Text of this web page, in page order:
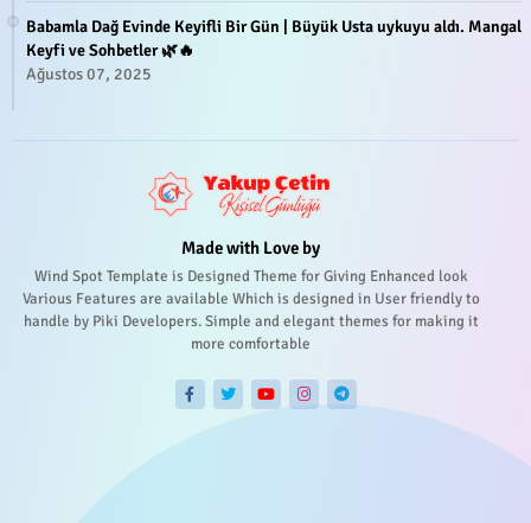
Babamla Dağ Evinde Keyifli Bir Gün | Büyük Usta uykuyu aldı. Mangal
Keyfi ve Sohbetler 🌿🔥
Ağustos 07, 2025
Made with Love by
Wind Spot Template is Designed Theme for Giving Enhanced look
Various Features are available Which is designed in User friendly to
handle by Piki Developers. Simple and elegant themes for making it
more comfortable